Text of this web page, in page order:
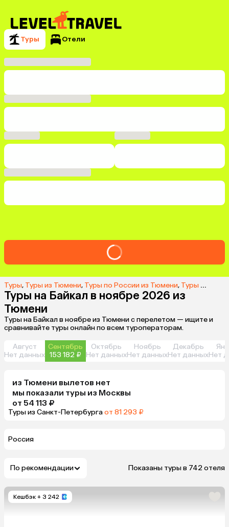
Туры Отели
Туры, Туры из Тюмени, Туры по России из Тюмени, Туры на Байкал из Тюмени
Туры на Байкал в ноябре 2026 из
Тюмени
Туры на Байкал в ноябре из Тюмени с перелетом — ищите и
сравнивайте туры онлайн по всем туроператорам.
Август
Нет данных
Сентябрь
153 182 ₽
Октябрь
Нет данных
Ноябрь
Нет данных
Декабрь
Нет данныхНет
из Тюмени вылетов нет
мы показали туры из Москвы
от 54 113 ₽
Туры из Санкт-Петербургаот 81 293 ₽
Россия
По рекомендации Показаны туры в 742 отеля
Кешбэк + 3 242